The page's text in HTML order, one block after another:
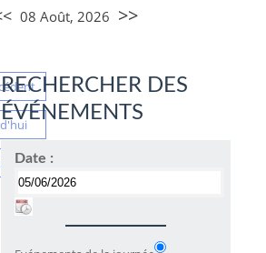
08 Août, 2026 >>
RECHERCHER DES
ÉVÉNEMENTS
Date :